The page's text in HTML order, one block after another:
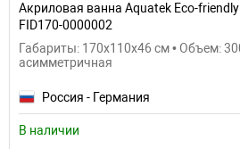
Акриловая ванна Aquatek Eco-
FID170-0000002
Габариты: 170x110x46 см • Объем:
асимметричная
Россия - Германия
В наличии